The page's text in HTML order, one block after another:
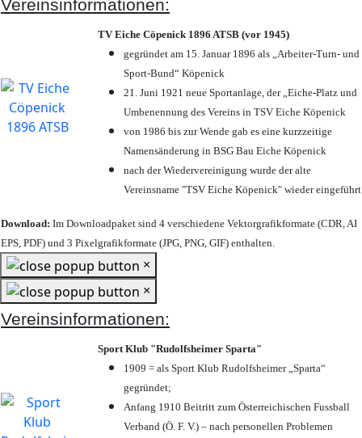
Vereinsinformationen:
TV Eiche Cöpenick 1896 ATSB (vor 1945)
gegründet am 15. Januar 1896 als „Arbeiter-Turn- und
Sport-Bund“ Köpenick
21. Juni 1921 neue Sportanlage, der „Eiche-Platz und
Umbenennung des Vereins in TSV Eiche Köpenick
von 1986 bis zur Wende gab es eine kurzzeitige
Namensänderung in BSG Bau Eiche Köpenick
nach der Wiedervereinigung wurde der alte
Vereinsname "TSV Eiche Köpenick" wieder eingeführt
Download: Im Downloadpaket sind 4 verschiedene Vektorgrafikformate (CDR, AI
EPS, PDF) und 3 Pixelgrafikformate (JPG, PNG, GIF) enthalten.
×
×
Vereinsinformationen:
Sport Klub "Rudolfsheimer Sparta"
1909 = als Sport Klub Rudolfsheimer „Sparta“
gegründet;
Anfang 1910 Beitritt zum Österreichischen Fussball
Verband (Ö. F. V.) – nach personellen Problemen